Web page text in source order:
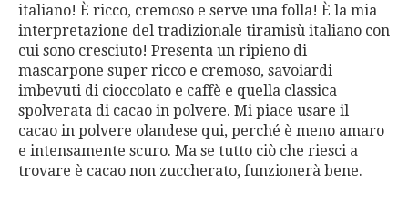
italiano! È ricco, cremoso e serve una folla! È la mia
interpretazione del tradizionale tiramisù italiano con
cui sono cresciuto! Presenta un ripieno di
mascarpone super ricco e cremoso, savoiardi
imbevuti di cioccolato e caffè e quella classica
spolverata di cacao in polvere. Mi piace usare il
cacao in polvere olandese qui, perché è meno amaro
e intensamente scuro. Ma se tutto ciò che riesci a
trovare è cacao non zuccherato, funzionerà bene.